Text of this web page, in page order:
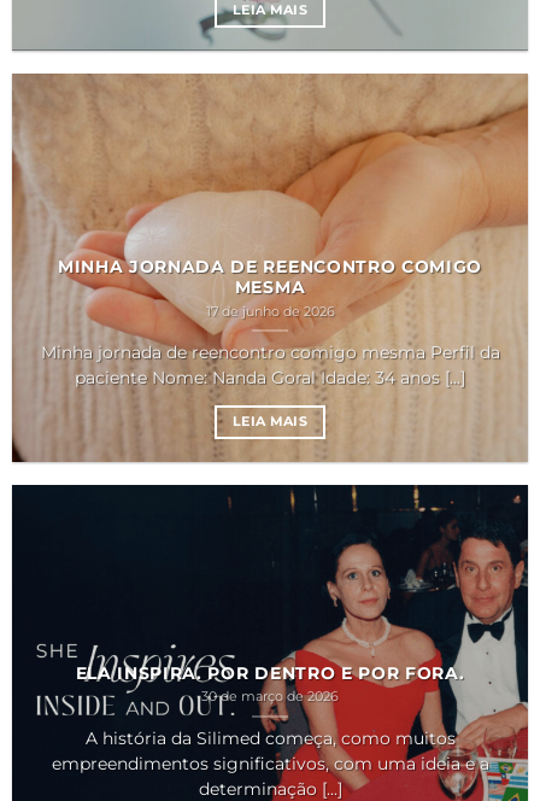
LEIA MAIS
MINHA JORNADA DE REENCONTRO COMIGO
MESMA
17 de junho de 2026
Minha jornada de reencontro comigo mesma Perfil da
paciente Nome: Nanda Goral Idade: 34 anos [...]
LEIA MAIS
ELA INSPIRA. POR DENTRO E POR FORA.
30 de março de 2026
A história da Silimed começa, como muitos
empreendimentos significativos, com uma ideia e a
determinação [...]